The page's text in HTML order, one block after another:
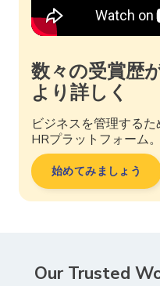
数々の受賞歴
より詳しく
ビジネスを管理する
HRプラットフォーム。
始めてみましょう
Our Trusted